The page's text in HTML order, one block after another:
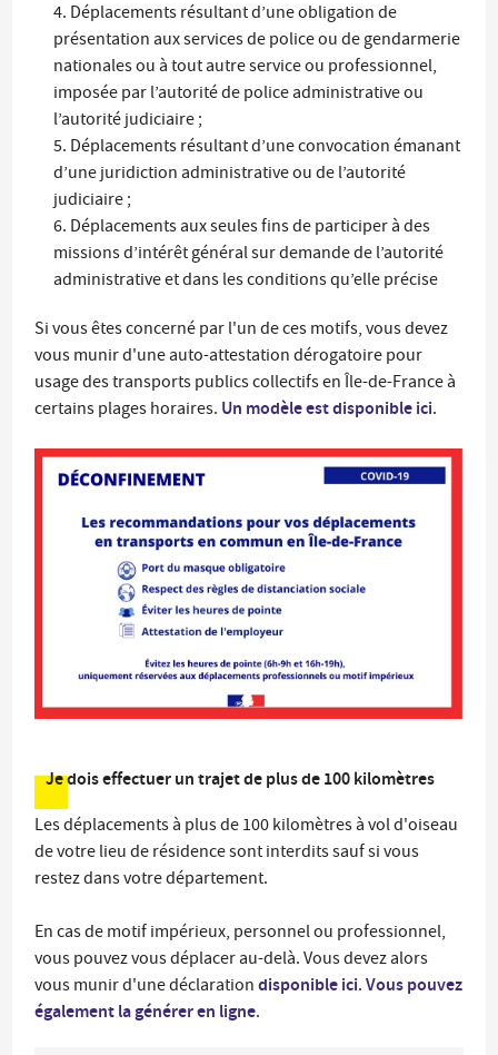
Déplacements résultant d’une obligation de
présentation aux services de police ou de gendarmerie
nationales ou à tout autre service ou professionnel,
imposée par l’autorité de police administrative ou
l’autorité judiciaire ;
Déplacements résultant d’une convocation émanant
d’une juridiction administrative ou de l’autorité
judiciaire ;
Déplacements aux seules fins de participer à des
missions d’intérêt général sur demande de l’autorité
administrative et dans les conditions qu’elle précise
Si vous êtes concerné par l'un de ces motifs, vous devez
vous munir d'une auto-attestation dérogatoire pour
usage des transports publics collectifs en Île-de-France à
certains plages horaires. Un modèle est disponible ici.
Je dois effectuer un trajet de plus de 100 kilomètres
Les déplacements à plus de 100 kilomètres à vol d'oiseau
de votre lieu de résidence sont interdits sauf si vous
restez dans votre département.
En cas de motif impérieux, personnel ou professionnel,
vous pouvez vous déplacer au-delà. Vous devez alors
vous munir d'une déclarationdisponible ici.Vous pouvez
également la générer en ligne.